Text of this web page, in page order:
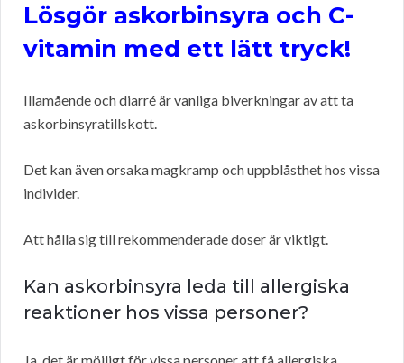
Lösgör askorbinsyra och C-
vitamin med ett lätt tryck!
Illamående och diarré är vanliga biverkningar av att ta
askorbinsyratillskott.
Det kan även orsaka magkramp och uppblåsthet hos vissa
individer.
Att hålla sig till rekommenderade doser är viktigt.
Kan askorbinsyra leda till allergiska
reaktioner hos vissa personer?